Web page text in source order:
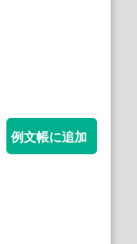
例文帳に追加